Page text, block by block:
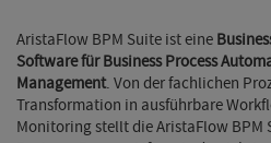
AristaFlow BPM Suite ist eine
Software für Business Process
Management. Von der fachlichen
Transformation in ausführbare
Monitoring stellt die AristaFlow BPM